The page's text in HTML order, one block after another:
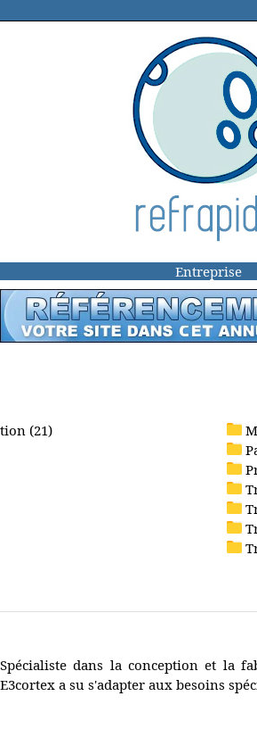
Entreprise
(21)
Spécialiste dans la conception et la
E3cortex a su s'adapter aux besoins